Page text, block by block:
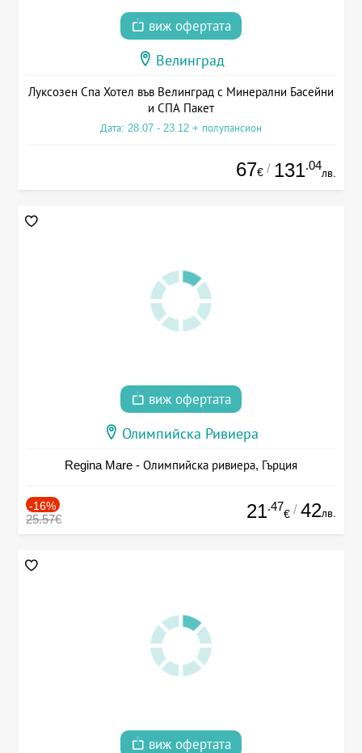
виж офертата
Велинград
Луксозен Спа Хотел във Велинград с Минерални Басейни
и СПА Пакет
Дата: 28.07 - 23.12 + полупансион
67€ / 131.04
лв.
виж офертата
Олимпийска Ривиера
Regina Mare - Олимпийска ривиера, Гърция
-16%
25.57€ 21.47
€ / 42лв.
виж офертата